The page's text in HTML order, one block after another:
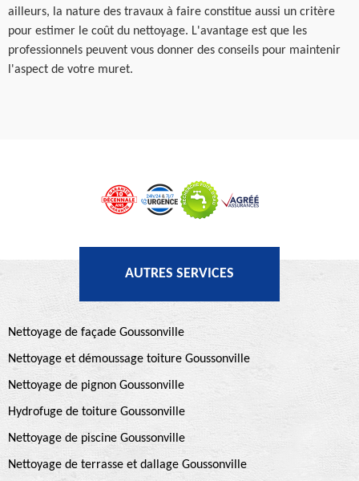
ailleurs, la nature des travaux à faire constitue aussi un critère
pour estimer le coût du nettoyage. L'avantage est que les
professionnels peuvent vous donner des conseils pour maintenir
l'aspect de votre muret.
AUTRES SERVICES
Nettoyage de façade Goussonville
Nettoyage et démoussage toiture Goussonville
Nettoyage de pignon Goussonville
Hydrofuge de toiture Goussonville
Nettoyage de piscine Goussonville
Nettoyage de terrasse et dallage Goussonville